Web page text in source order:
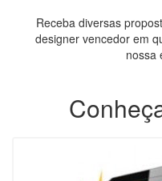
Receba diversas
designer vencedor em
nossa